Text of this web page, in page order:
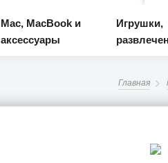
Mac, MacBook и
аксессуары
Игрушки,
Главная